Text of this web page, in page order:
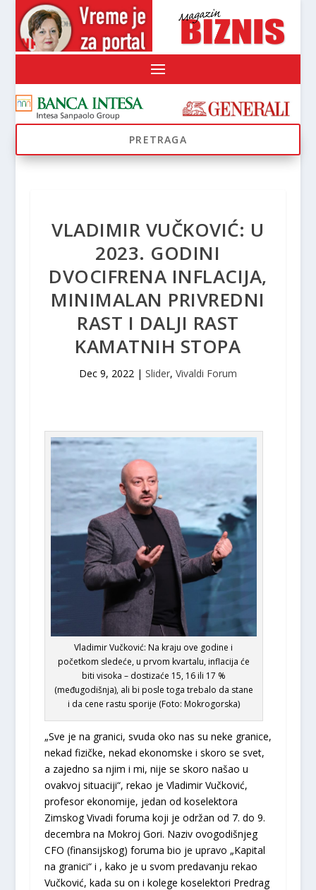
VLADIMIR VUČKOVIĆ: U
2023. GODINI
DVOCIFRENA INFLACIJA,
MINIMALAN PRIVREDNI
RAST I DALJI RAST
KAMATNIH STOPA
Dec 9, 2022 | Slider, Vivaldi Forum
Vladimir Vučković: Na kraju ove godine i
početkom sledeće, u prvom kvartalu, inflacija će
biti visoka – dostizaće 15, 16 ili 17 %
(međugodišnja), ali bi posle toga trebalo da stane
i da cene rastu sporije (Foto: Mokrogorska)
„Sve je na granici, svuda oko nas su neke granice,
nekad fizičke, nekad ekonomske i skoro se svet,
a zajedno sa njim i mi, nije se skoro našao u
ovakvoj situaciji“, rekao je Vladimir Vučković,
profesor ekonomije, jedan od koselektora
Zimskog Vivadi foruma koji je održan od 7. do 9.
decembra na Mokroj Gori. Naziv ovogodišnjeg
CFO (finansijskog) foruma bio je upravo „Kapital
na granici“ i , kako je u svom predavanju rekao
Vučković, kada su on i kolege koselektori Predrag